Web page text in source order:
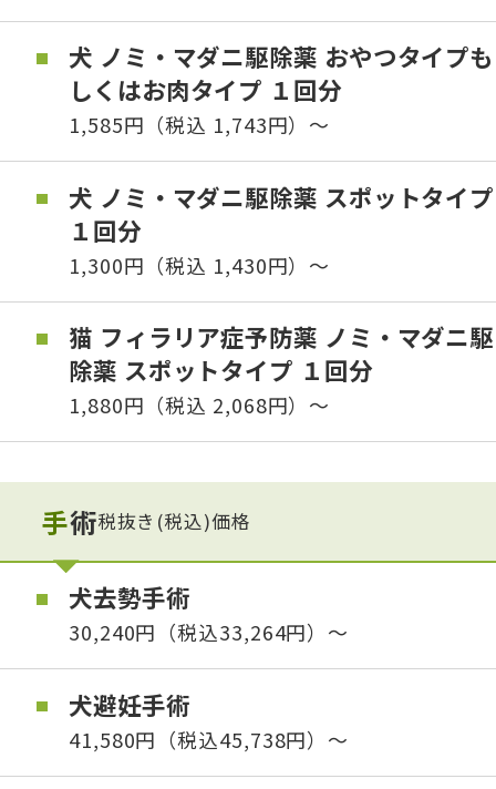
犬 ノミ・マダニ駆除薬 おやつタイプも
しくはお肉タイプ １回分
1,585円（税込 1,743円）〜
犬 ノミ・マダニ駆除薬 スポットタイプ
１回分
1,300円（税込 1,430円）〜
猫 フィラリア症予防薬 ノミ・マダニ駆
除薬 スポットタイプ １回分
1,880円（税込 2,068円）〜
手術税抜き(税込)価格
犬去勢手術
30,240円（税込33,264円）～
犬避妊手術
41,580円（税込45,738円）～